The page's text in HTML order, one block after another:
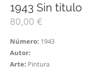
1943 Sin titulo
80,00 €
Número: 1943
Autor:
Arte: Pintura